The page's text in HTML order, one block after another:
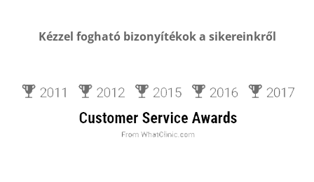
Kézzel fogható bizonyítékok a sikereinkről